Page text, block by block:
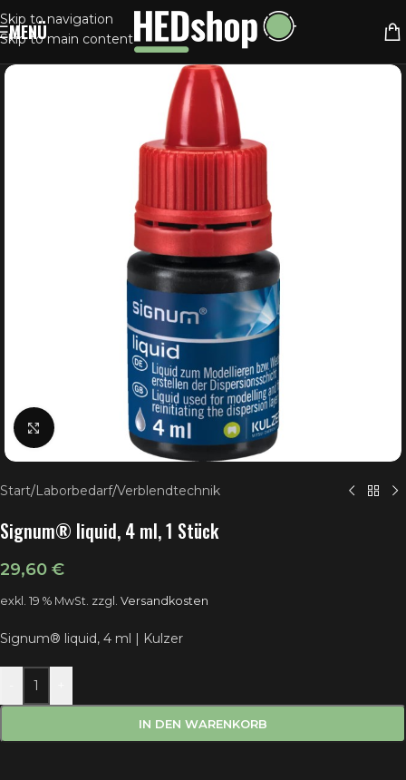
Skip to navigation
Skip to main content
MENÜ
Klick zum Vergrößern
Start/Laborbedarf/Verblendtechnik
Signum® liquid, 4 ml, 1 Stück
29,60 €
exkl. 19 % MwSt. zzgl. Versandkosten
Signum® liquid, 4 ml | Kulzer
IN DEN WARENKORB